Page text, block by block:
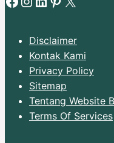
Disclaimer
Kontak Kami
Privacy Policy
Sitemap
Tentang Website
Terms Of Services